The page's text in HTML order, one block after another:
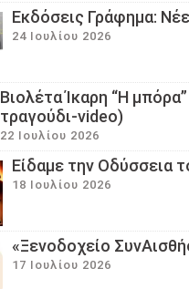
Εκδόσεις Γράφημα:
24 Ιουλίου 2026
Βιολέτα Ίκαρη “Η
τραγούδι-video)
22 Ιουλίου 2026
Eίδαμε την Οδύσσεια
18 Ιουλίου 2026
«Ξενοδοχείο
17 Ιουλίου 2026